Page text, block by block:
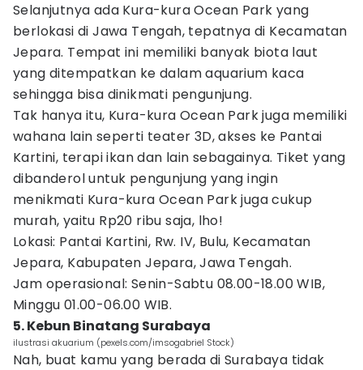
Selanjutnya ada Kura-kura Ocean Park yang
berlokasi di Jawa Tengah, tepatnya di Kecamatan
Jepara. Tempat ini memiliki banyak biota laut
yang ditempatkan ke dalam aquarium kaca
sehingga bisa dinikmati pengunjung.
Tak hanya itu, Kura-kura Ocean Park juga memiliki
wahana lain seperti teater 3D, akses ke Pantai
Kartini, terapi ikan dan lain sebagainya. Tiket yang
dibanderol untuk pengunjung yang ingin
menikmati Kura-kura Ocean Park juga cukup
murah, yaitu Rp20 ribu saja, lho!
Lokasi: Pantai Kartini, Rw. IV, Bulu, Kecamatan
Jepara, Kabupaten Jepara, Jawa Tengah.
Jam operasional: Senin-Sabtu 08.00-18.00 WIB,
Minggu 01.00-06.00 WIB.
5. Kebun Binatang Surabaya
ilustrasi akuarium (pexels.com/imsogabriel Stock)
Nah, buat kamu yang berada di Surabaya tidak